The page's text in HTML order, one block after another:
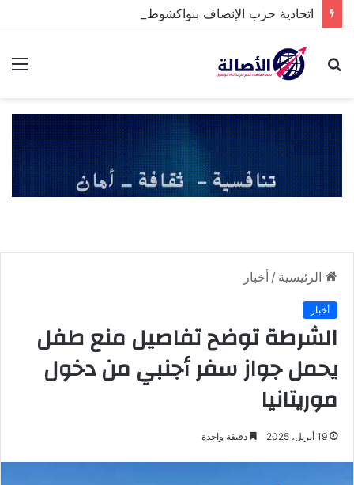
بحث
الرئيسية / أخبار
أخبار
الشرطة توضح تفاصيل منع طفل
يحمل جواز سفر أجنبي من دخول
موريتانيا
19 أبريل، 2025 دقيقة واحدة